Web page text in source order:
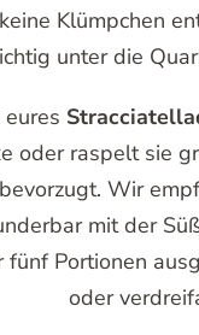
Klümpchen
unter die
oder raspelt sie
Wir
mit der
fünf Portionen
oder